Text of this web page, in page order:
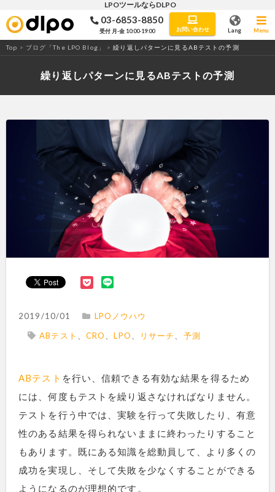
LPO・ABテストツール「DLPO」
LPOツールならDLPO
03-6853-8850
受付 月-金 10:00-19:00 お問い合わせ Lang Menu
Top > ブログ「The LPO Blog」 >繰り返しパターンに見るABテストの予測
繰り返しパターンに見るABテストの予測
2019/10/01
LPOノウハウ
ABテスト
CRO 、LPO リサーチ 予測
ABテスト を行い、信頼できる有効な結果を得るため
には、何度もテストを繰り返さなければなりません。
テストを行う中では、実験を行って失敗したり、有意
性のある結果を得られないままに終わったりすること
もあります。既にある知識を総動員して、より多くの
成功を実現し、そして失敗を少なくすることができる
ようになるのが理想的です。